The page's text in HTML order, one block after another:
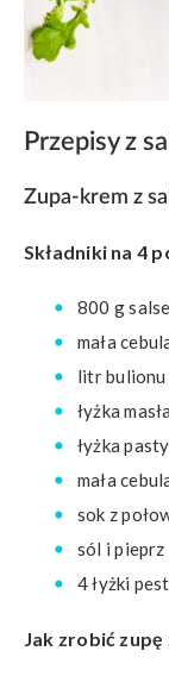
Przepisy z
Zupa-krem z
Składniki na 4
800 g
mała
litr bulionu
łyżka
łyżka
mała
sok z
sól i pieprz
4 łyżki
Jak zrobić zupę